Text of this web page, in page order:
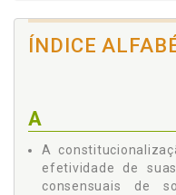
Larissa Suzane Biscaia
Paloma Machado Graf
Patrícia Machado Pereira
Zilda Mara Consalter
ADOLESCENTES:
Décio Franco David, José
A MERCANTILIZAÇÃO E
Sant’Anna, p. 183
VIOLÊNCIA FAMILIAR
Pacenko Malucelli,
de Oliveira, p. 219
ÍNDICE
A
A
efetividade de
consensuais de